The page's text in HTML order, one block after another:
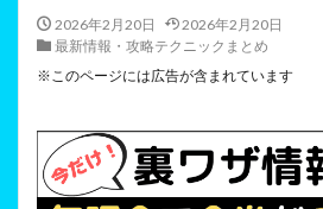
2026年2月20日
2026年2月20日
最新情報・攻略テクニックまとめ
※このページには広告が含まれています